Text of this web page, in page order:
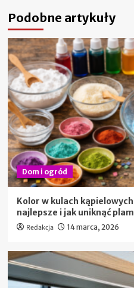
Podobne artykuły
Dom i ogród
Kolor w kulach
najlepsze i jak uniknąć
Redakcja 14 marca, 2026